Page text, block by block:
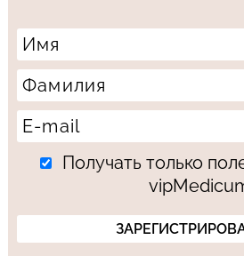
Получать только